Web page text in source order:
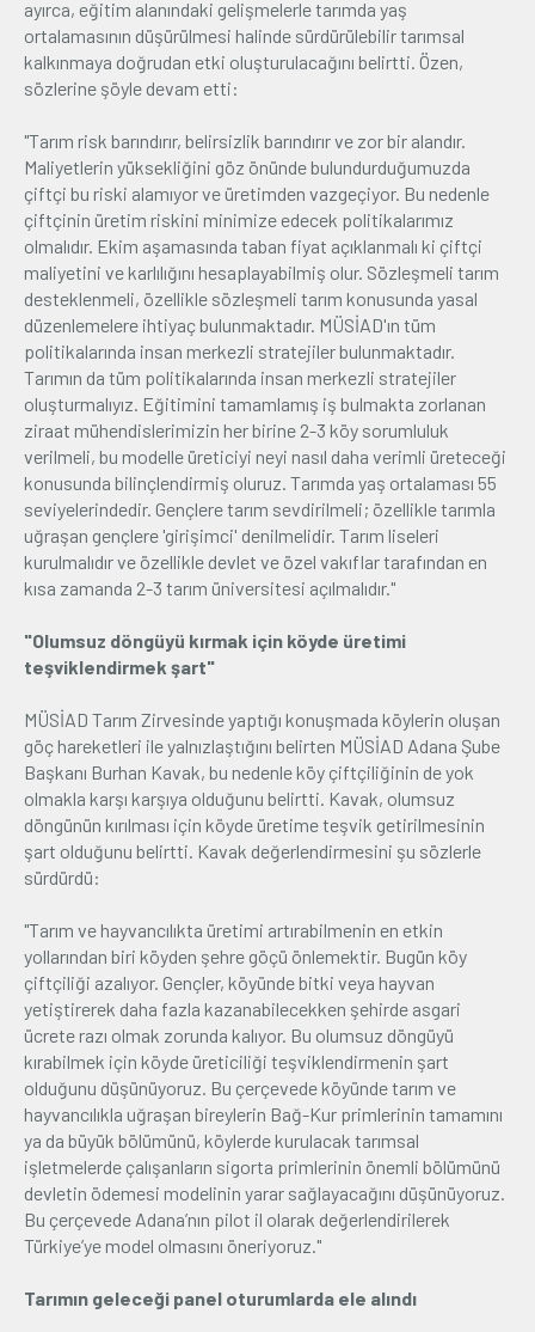
ayırca, eğitim alanındaki gelişmelerle tarımda yaş
ortalamasının düşürülmesi halinde sürdürülebilir tarımsal
kalkınmaya doğrudan etki oluşturulacağını belirtti. Özen,
sözlerine şöyle devam etti:
"Tarım risk barındırır, belirsizlik barındırır ve zor bir alandır.
Maliyetlerin yüksekliğini göz önünde bulundurduğumuzda
çiftçi bu riski alamıyor ve üretimden vazgeçiyor. Bu nedenle
çiftçinin üretim riskini minimize edecek politikalarımız
olmalıdır. Ekim aşamasında taban fiyat açıklanmalı ki çiftçi
maliyetini ve karlılığını hesaplayabilmiş olur. Sözleşmeli tarım
desteklenmeli, özellikle sözleşmeli tarım konusunda yasal
düzenlemelere ihtiyaç bulunmaktadır. MÜSİAD'ın tüm
politikalarında insan merkezli stratejiler bulunmaktadır.
Tarımın da tüm politikalarında insan merkezli stratejiler
oluşturmalıyız. Eğitimini tamamlamış iş bulmakta zorlanan
ziraat mühendislerimizin her birine 2-3 köy sorumluluk
verilmeli, bu modelle üreticiyi neyi nasıl daha verimli üreteceği
konusunda bilinçlendirmiş oluruz. Tarımda yaş ortalaması 55
seviyelerindedir. Gençlere tarım sevdirilmeli; özellikle tarımla
uğraşan gençlere 'girişimci' denilmelidir. Tarım liseleri
kurulmalıdır ve özellikle devlet ve özel vakıflar tarafından en
kısa zamanda 2-3 tarım üniversitesi açılmalıdır."
"Olumsuz döngüyü kırmak için köyde üretimi
teşviklendirmek şart"
MÜSİAD Tarım Zirvesinde yaptığı konuşmada köylerin oluşan
göç hareketleri ile yalnızlaştığını belirten MÜSİAD Adana Şube
Başkanı Burhan Kavak, bu nedenle köy çiftçiliğinin de yok
olmakla karşı karşıya olduğunu belirtti. Kavak, olumsuz
döngünün kırılması için köyde üretime teşvik getirilmesinin
şart olduğunu belirtti. Kavak değerlendirmesini şu sözlerle
sürdürdü:
"Tarım ve hayvancılıkta üretimi artırabilmenin en etkin
yollarından biri köyden şehre göçü önlemektir. Bugün köy
çiftçiliği azalıyor. Gençler, köyünde bitki veya hayvan
yetiştirerek daha fazla kazanabilecekken şehirde asgari
ücrete razı olmak zorunda kalıyor. Bu olumsuz döngüyü
kırabilmek için köyde üreticiliği teşviklendirmenin şart
olduğunu düşünüyoruz. Bu çerçevede köyünde tarım ve
hayvancılıkla uğraşan bireylerin Bağ-Kur primlerinin tamamını
ya da büyük bölümünü, köylerde kurulacak tarımsal
işletmelerde çalışanların sigorta primlerinin önemli bölümünü
devletin ödemesi modelinin yarar sağlayacağını düşünüyoruz.
Bu çerçevede Adana’nın pilot il olarak değerlendirilerek
Türkiye’ye model olmasını öneriyoruz."
Tarımın geleceği panel oturumlarda ele alındı